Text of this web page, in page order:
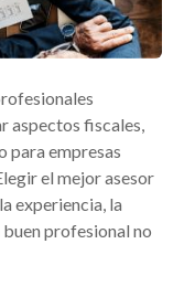
aspectos fiscales,
para empresas
el mejor asesor
experiencia, la
profesional no